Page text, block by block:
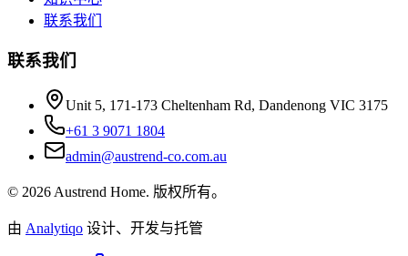
联系我们
联系我们
Unit 5, 171-173 Cheltenham Rd, Dandenong VIC 3175
+61 3 9071 1804
admin@austrend-co.com.au
© 2026 Austrend Home. 版权所有。
由 Analytiqo 设计、开发与托管